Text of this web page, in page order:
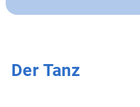
Der Tanz